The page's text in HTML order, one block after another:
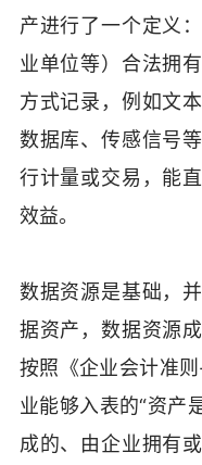
产进行了一个定义
业单位等）合法拥
方式记录，例如文
数据库、传感信号
行计量或交易，能
效益。
数据资源是基础，
据资产，数据资源
按照《企业会计准
业能够入表的“资产
成的、由企业拥有